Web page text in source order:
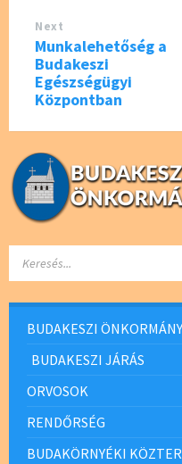
Next
Munkalehetőség a
Budakeszi
Egészségügyi
Központban
BUDAKESZI
BUDAKESZI JÁRÁS
ORVOSOK
RENDŐRSÉG
BUDAKÖRNYÉKI